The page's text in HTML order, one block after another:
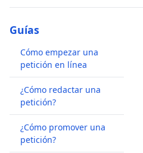
Guías
Cómo empezar una
petición en línea
¿Cómo redactar una
petición?
¿Cómo promover una
petición?